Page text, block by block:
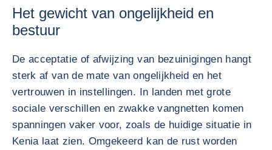
Het gewicht van ongelijkheid en
bestuur
De acceptatie of afwijzing van bezuinigingen hangt
sterk af van de mate van ongelijkheid en het
vertrouwen in instellingen. In landen met grote
sociale verschillen en zwakke vangnetten komen
spanningen vaker voor, zoals de huidige situatie in
Kenia laat zien. Omgekeerd kan de rust worden